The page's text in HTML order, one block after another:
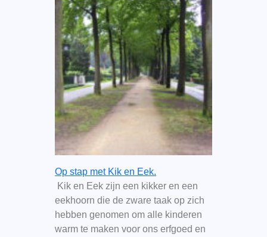
Op stap met Kik en Eek.
Kik en Eek zijn een kikker en een
eekhoorn die de zware taak op zich
hebben genomen om alle kinderen
warm te maken voor ons erfgoed en